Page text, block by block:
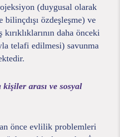
(duygusal olarak
özdeşleşme) ve
daha önceki
telafi edilmesi) savunma
arası ve sosyal
önce evlilik problemleri